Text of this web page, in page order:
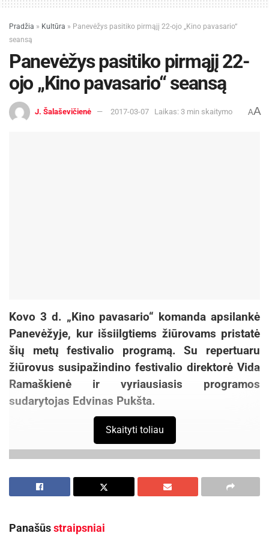
Pradžia » Kultūra » Panevėžys pasitiko pirmąjį 22-ojo „Kino pavasario“
seansą
Panevėžys pasitiko pirmąjį 22-
ojo „Kino pavasario“ seansą
J. Šalaševičienė 2017-03-07 Laikas: 3 min skaitymo AA
Kovo 3 d. „Kino pavasario“ komanda apsilankė
Panevėžyje, kur išsiilgtiems žiūrovams pristatė
šių metų festivalio programą. Su repertuaru
žiūrovus susipažindino festivalio direktorė Vida
Ramaškienė ir vyriausiasis programos
sudarytojas Edvinas Pukšta.
Skaityti toliau
Panašūsstraipsniai